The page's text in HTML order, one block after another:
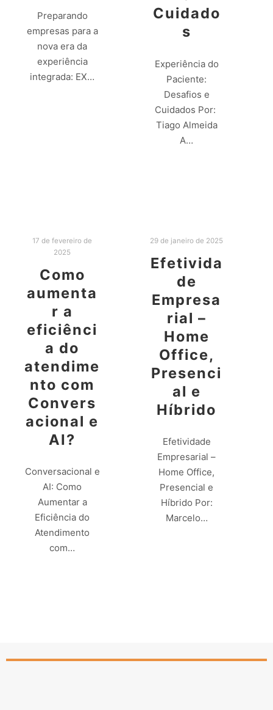
Preparando
empresas para a
nova era da
experiência
integrada: EX…
Cuidado
s
Experiência do
Paciente:
Desafios e
Cuidados Por:
Tiago Almeida
A…
17 de fevereiro de
2025
Como
aumenta
r a
eficiênci
a do
atendime
nto com
Convers
acional e
AI?
Conversacional e
AI: Como
Aumentar a
Eficiência do
Atendimento
com…
29 de janeiro de 2025
Efetivida
de
Empresa
rial –
Home
Office,
Presenci
al e
Híbrido
Efetividade
Empresarial –
Home Office,
Presencial e
Híbrido Por:
Marcelo…